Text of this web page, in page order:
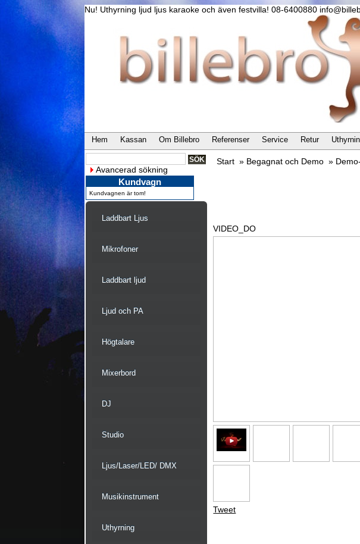
Nu! Uthyrning ljud ljus karaoke och även festvilla! 08-6400880
Hem Kassan Om Billebro Referenser Service Retur
Avancerad sökning
Kundvagn
Kundvagnen är tom!
Laddbart Ljus
Mikrofoner
Laddbart ljud
Ljud och PA
Högtalare
Mixerbord
DJ
Studio
Ljus/Laser/LED/ DMX
Musikinstrument
Uthyrning
Start » Begagnat och Demo »
VIDEO_DO
Tweet